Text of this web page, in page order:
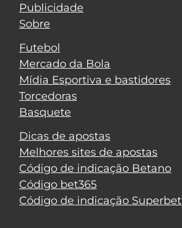
Publicidade
Sobre
Futebol
Mercado da Bola
Mídia Esportiva e bastidores
Torcedoras
Basquete
Dicas de apostas
Melhores sites de apostas
Código de indicação Betano
Código bet365
Código de indicação Superbet